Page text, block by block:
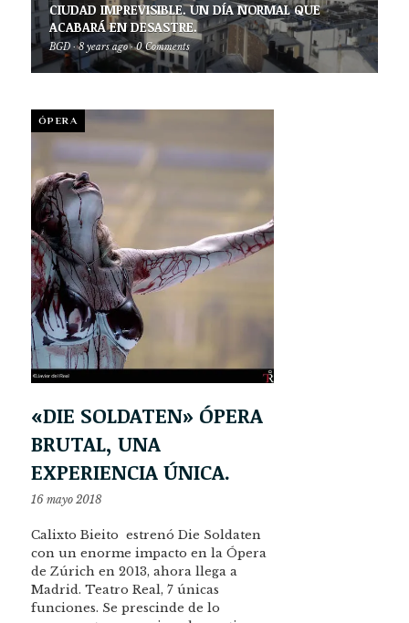
CIUDAD IMPREVISIBLE. UN DÍA NORMAL QUE
ACABARÁ EN DESASTRE.
BGD · 8 years ago · 0 Comments
ÓPERA
«DIE SOLDATEN» ÓPERA
BRUTAL, UNA
EXPERIENCIA ÚNICA.
16 mayo 2018
Calixto Bieito estrenó Die Soldaten
con un enorme impacto en la Ópera
de Zúrich en 2013, ahora llega a
Madrid. Teatro Real, 7 únicas
funciones. Se prescinde de lo